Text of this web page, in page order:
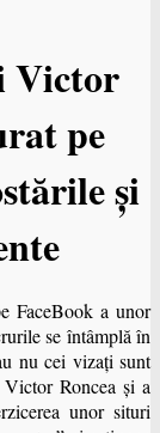
Victor
pe
şi
FaceBook a unor
se întâmplă în
nu cei vizaţi sunt
Roncea şi a
unor situri